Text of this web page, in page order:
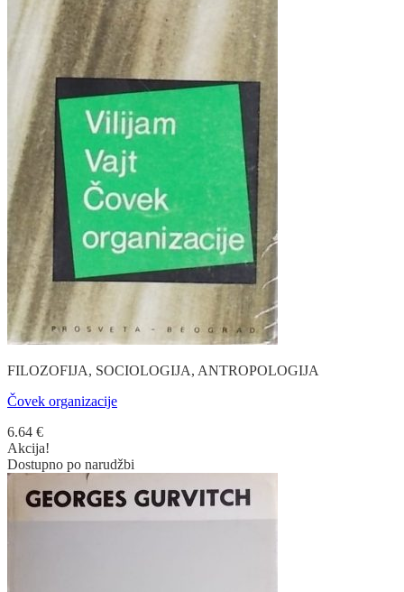
FILOZOFIJA, SOCIOLOGIJA, ANTROPOLOGIJA
Čovek organizacije
6.64 €
Akcija!
Dostupno po narudžbi